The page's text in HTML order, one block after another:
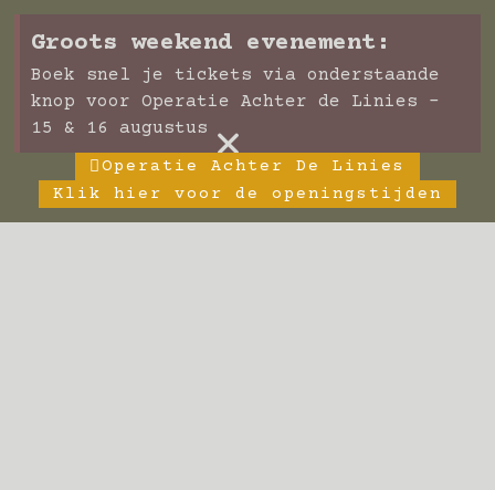
Groots weekend evenement:
Boek snel je tickets via onderstaande
knop voor Operatie Achter de Linies -
15 & 16 augustus ×
Operatie Achter De Linies
Klik hier voor de openingstijden